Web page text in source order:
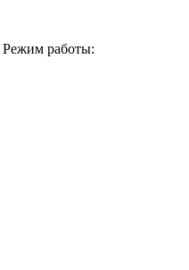
Режим работы: